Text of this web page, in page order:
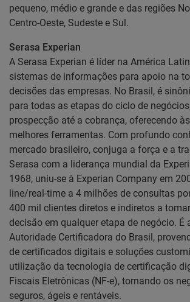
pequeno, médio e grande e das regiões
Centro-Oeste, Sudeste e Sul.
Serasa Experian
A Serasa Experian é líder na América
sistemas de informações para apoio na
decisões das empresas. No Brasil, é
para todas as etapas do ciclo de
prospecção até a cobrança, oferecendo
melhores ferramentas. Com profundo
mercado brasileiro, conjuga a força e a
Serasa com a liderança mundial da
1968, uniu-se à Experian Company em
line/real-time a 4 milhões de consultas
400 mil clientes diretos e indiretos a
decisão em qualquer etapa de negócio. É
Autoridade Certificadora do Brasil,
de certificados digitais e soluções
utilização da tecnologia de certificação
Fiscais Eletrônicas (NF-e), tornando os
seguros, ágeis e rentáveis.